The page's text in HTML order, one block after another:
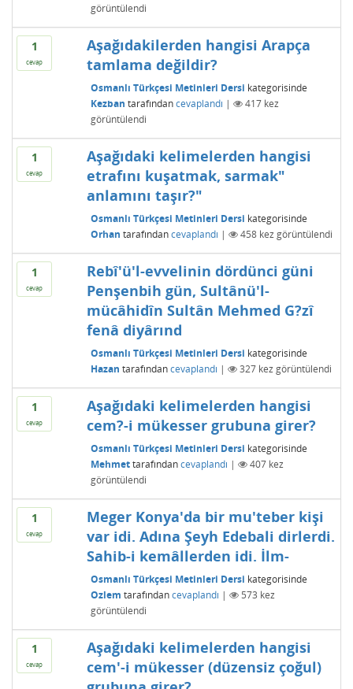
görüntülendi
1
cevap
Aşağıdakilerden hangisi Arapça
tamlama değildir?
Osmanlı Türkçesi Metinleri Dersi kategorisinde
Kezban tarafından cevaplandı | 417kez
görüntülendi
1
cevap
Aşağıdaki kelimelerden hangisi
etrafını kuşatmak, sarmak"
anlamını taşır?"
Osmanlı Türkçesi Metinleri Dersi kategorisinde
Orhan tarafından cevaplandı | 458kez görüntülendi
1
cevap
Rebî'ü'l-evvelinin dördünci güni
Penşenbih gün, Sultânü'l-
mücâhidîn Sultân Mehmed G?zî
fenâ diyârınd
Osmanlı Türkçesi Metinleri Dersi kategorisinde
Hazan tarafından cevaplandı | 327kez görüntülendi
1
cevap
Aşağıdaki kelimelerden hangisi
cem?-i mükesser grubuna girer?
Osmanlı Türkçesi Metinleri Dersi kategorisinde
Mehmet tarafından cevaplandı | 407kez
görüntülendi
1
cevap
Meger Konya'da bir mu'teber kişi
var idi. Adına Şeyh Edebali dirlerdi.
Sahib-i kemâllerden idi. İlm-
Osmanlı Türkçesi Metinleri Dersi kategorisinde
Ozlem tarafından cevaplandı | 573 kez
görüntülendi
1
cevap
Aşağıdaki kelimelerden hangisi
cem'-i mükesser (düzensiz çoğul)